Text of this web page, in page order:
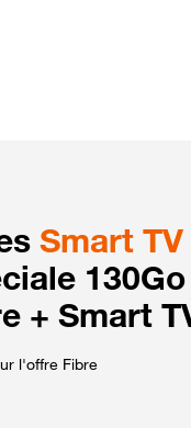
Smart
+ Smart
l'offre Fibre